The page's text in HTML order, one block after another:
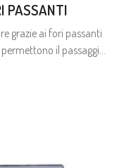
PASSANTI
grazie ai fori passanti
il passaggio